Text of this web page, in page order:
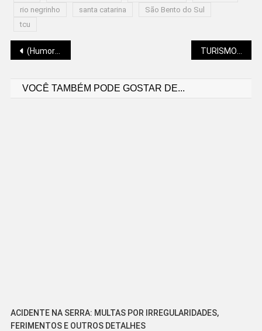
rio negrinho
santa catarina
São Bento do Sul
tcu
Navegação
(Humor) PREPARANDO O TERRENO
VOCÊ TAMBÉM PODE GOSTAR DE...
ACIDENTE NA SERRA: MULTAS POR IRREGULARIDADES,
FERIMENTOS E OUTROS DETALHES